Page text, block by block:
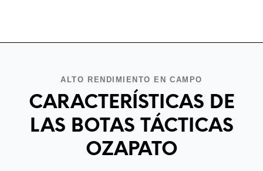
may
on
the
product
page
ALTO RENDIMIENTO EN CAMPO
CARACTERÍSTICAS DE
LAS BOTAS TÁCTICAS
OZAPATO